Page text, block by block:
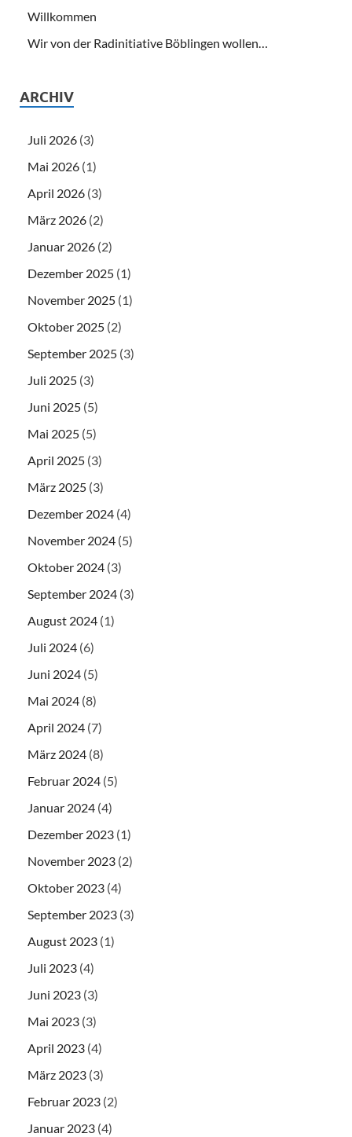
Willkommen
Wir von der Radinitiative Böblingen wollen…
ARCHIV
Juli 2026 (3)
Mai 2026 (1)
April 2026 (3)
März 2026 (2)
Januar 2026 (2)
Dezember 2025 (1)
November 2025 (1)
Oktober 2025 (2)
September 2025 (3)
Juli 2025 (3)
Juni 2025 (5)
Mai 2025 (5)
April 2025 (3)
März 2025 (3)
Dezember 2024 (4)
November 2024 (5)
Oktober 2024 (3)
September 2024 (3)
August 2024 (1)
Juli 2024 (6)
Juni 2024 (5)
Mai 2024 (8)
April 2024 (7)
März 2024 (8)
Februar 2024 (5)
Januar 2024 (4)
Dezember 2023 (1)
November 2023 (2)
Oktober 2023 (4)
September 2023 (3)
August 2023 (1)
Juli 2023 (4)
Juni 2023 (3)
Mai 2023 (3)
April 2023 (4)
März 2023 (3)
Februar 2023 (2)
Januar 2023 (4)